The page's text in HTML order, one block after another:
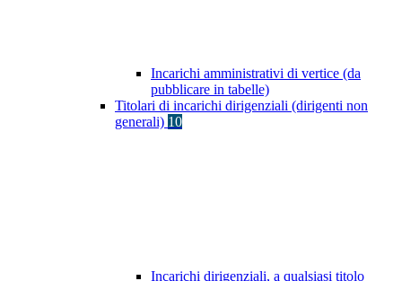
Incarichi amministrativi di vertice (da
pubblicare in tabelle)
Titolari di incarichi dirigenziali (dirigenti non
generali) 10
Incarichi dirigenziali, a qualsiasi titolo